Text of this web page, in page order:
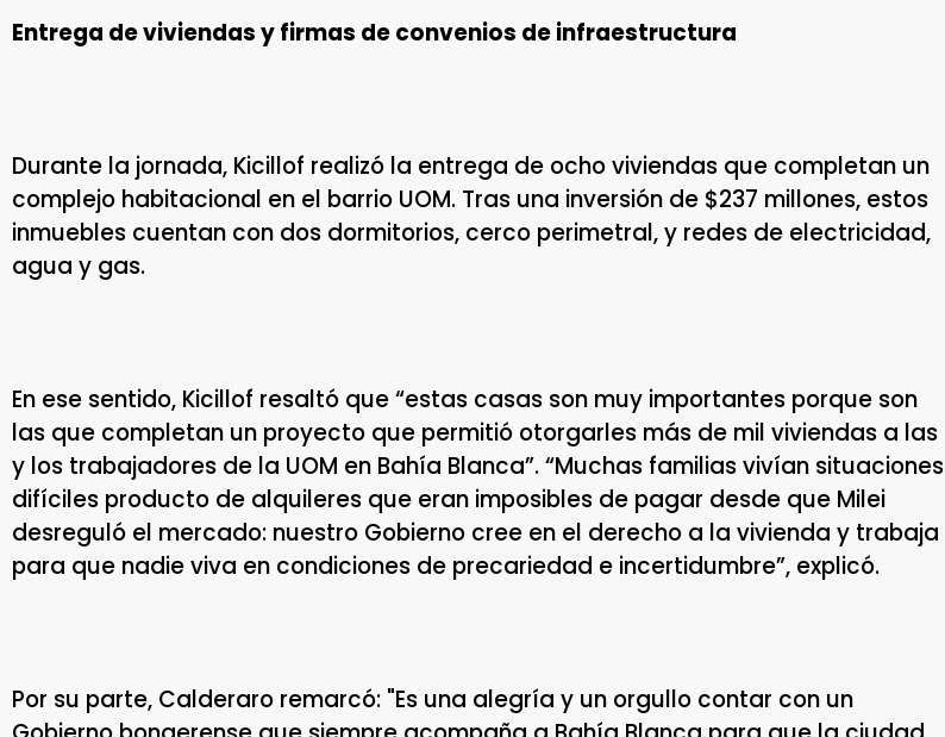
Entrega de viviendas y firmas de convenios de infraestructura
Durante la jornada, Kicillof realizó la entrega de ocho viviendas que completan un
complejo habitacional en el barrio UOM. Tras una inversión de $237 millones, estos
inmuebles cuentan con dos dormitorios, cerco perimetral, y redes de electricidad,
agua y gas.
En ese sentido, Kicillof resaltó que “estas casas son muy importantes porque son
las que completan un proyecto que permitió otorgarles más de mil viviendas a las
y los trabajadores de la UOM en Bahía Blanca”. “Muchas familias vivían situaciones
difíciles producto de alquileres que eran imposibles de pagar desde que Milei
desreguló el mercado: nuestro Gobierno cree en el derecho a la vivienda y trabaja
para que nadie viva en condiciones de precariedad e incertidumbre”, explicó.
Por su parte, Calderaro remarcó: "Es una alegría y un orgullo contar con un